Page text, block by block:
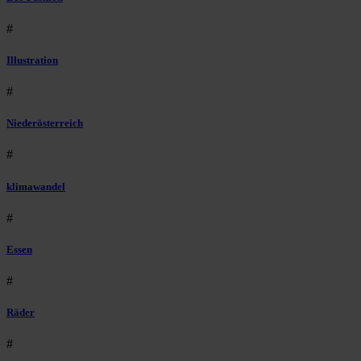
#
Illustration
#
Niederösterreich
#
klimawandel
#
Essen
#
Räder
#